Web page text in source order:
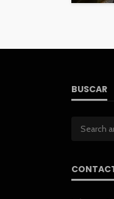
BUSCAR